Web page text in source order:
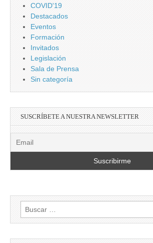
COVID'19
Destacados
Eventos
Formación
Invitados
Legislación
Sala de Prensa
Sin categoría
SUSCRÍBETE A NUESTRA NEWSLETTER
Buscar: